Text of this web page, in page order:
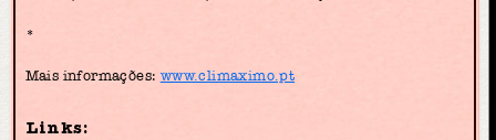
*
Mais informações: www.climaximo.pt
Links: